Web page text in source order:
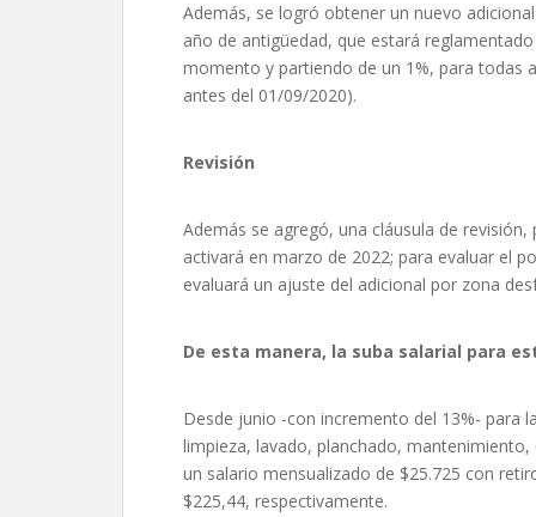
Además, se logró obtener un nuevo
año de antigüedad, que estará
momento y partiendo de un 1%, para todas
antes del 01/09/2020).
Revisión
Además se agregó, una cláusula de
activará en marzo de 2022; para evaluar el
evaluará un ajuste del adicional por zona
De esta manera, la suba salarial para
Desde junio -con incremento del 13%- para
limpieza, lavado, planchado,
un salario mensualizado de $25.725 con
$225,44, respectivamente.